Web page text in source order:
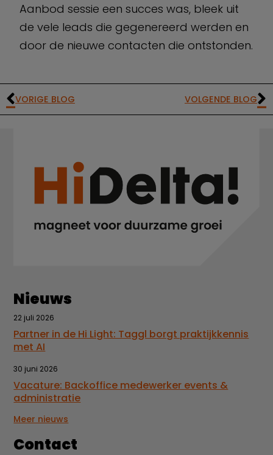
Aanbod sessie een succes was, bleek uit
de vele leads die gegenereerd werden en
door de nieuwe contacten die ontstonden.
VORIGE BLOG VOLGENDE BLOG
Nieuws
22 juli 2026
Partner in de Hi Light: Taggl borgt praktijkkennis
met AI
30 juni 2026
Vacature: Backoffice medewerker events &
administratie
Meer nieuws
Contact